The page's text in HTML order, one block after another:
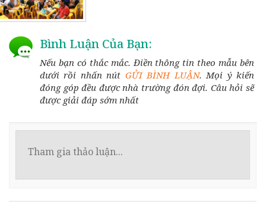
Bình Luận Của Bạn:
Nếu bạn có thắc mắc. Điền thông tin theo mẫu bên
dưới rồi nhấn nút GỬI BÌNH LUẬN. Mọi ý kiến
đóng góp đều được nhà trường đón đợi. Câu hỏi sẽ
được giải đáp sớm nhất